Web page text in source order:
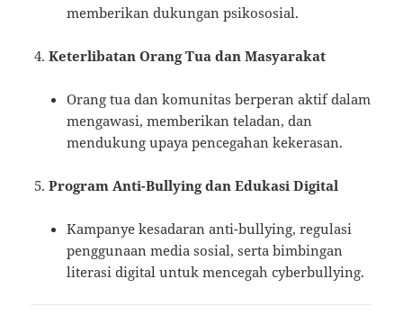
memberikan dukungan psikososial.
Keterlibatan Orang Tua dan Masyarakat
Orang tua dan komunitas berperan aktif dalam
mengawasi, memberikan teladan, dan
mendukung upaya pencegahan kekerasan.
Program Anti-Bullying dan Edukasi Digital
Kampanye kesadaran anti-bullying, regulasi
penggunaan media sosial, serta bimbingan
literasi digital untuk mencegah cyberbullying.